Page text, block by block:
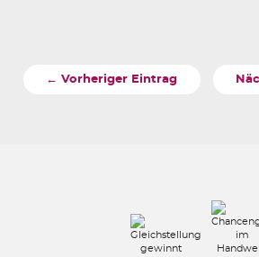
← Vorheriger Eintrag